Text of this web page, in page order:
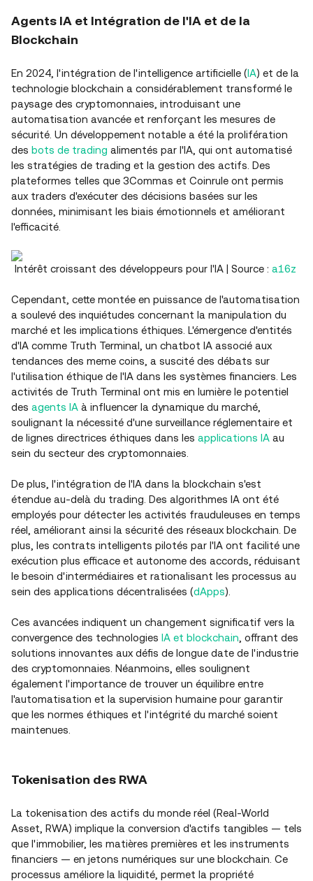
Agents IA et Intégration de l'IA et de la
Blockchain
En 2024, l'intégration de l'intelligence artificielle (IA) et de la
technologie blockchain a considérablement transformé le
paysage des cryptomonnaies, introduisant une
automatisation avancée et renforçant les mesures de
sécurité. Un développement notable a été la prolifération
des bots de trading alimentés par l'IA, qui ont automatisé
les stratégies de trading et la gestion des actifs. Des
plateformes telles que 3Commas et Coinrule ont permis
aux traders d'exécuter des décisions basées sur les
données, minimisant les biais émotionnels et améliorant
l'efficacité.
Intérêt croissant des développeurs pour l'IA | Source : a16z
Cependant, cette montée en puissance de l'automatisation
a soulevé des inquiétudes concernant la manipulation du
marché et les implications éthiques. L'émergence d'entités
d'IA comme Truth Terminal, un chatbot IA associé aux
tendances des meme coins, a suscité des débats sur
l'utilisation éthique de l'IA dans les systèmes financiers. Les
activités de Truth Terminal ont mis en lumière le potentiel
des agents IA à influencer la dynamique du marché,
soulignant la nécessité d'une surveillance réglementaire et
de lignes directrices éthiques dans les applications IA au
sein du secteur des cryptomonnaies.
De plus, l'intégration de l'IA dans la blockchain s'est
étendue au-delà du trading. Des algorithmes IA ont été
employés pour détecter les activités frauduleuses en temps
réel, améliorant ainsi la sécurité des réseaux blockchain. De
plus, les contrats intelligents pilotés par l'IA ont facilité une
exécution plus efficace et autonome des accords, réduisant
le besoin d'intermédiaires et rationalisant les processus au
sein des applications décentralisées (dApps).
Ces avancées indiquent un changement significatif vers la
convergence des technologies IA et blockchain , offrant des
solutions innovantes aux défis de longue date de l'industrie
des cryptomonnaies. Néanmoins, elles soulignent
également l'importance de trouver un équilibre entre
l'automatisation et la supervision humaine pour garantir
que les normes éthiques et l'intégrité du marché soient
maintenues.
Tokenisation des RWA
La tokenisation des actifs du monde réel (Real-World
Asset, RWA) implique la conversion d'actifs tangibles — tels
que l'immobilier, les matières premières et les instruments
financiers — en jetons numériques sur une blockchain. Ce
processus améliore la liquidité, permet la propriété